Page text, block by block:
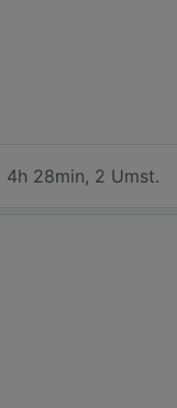
4h 28min, 2 Umst.